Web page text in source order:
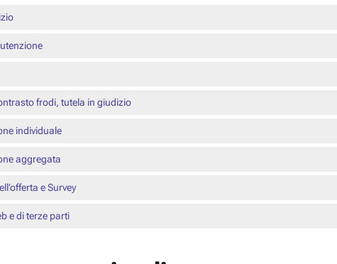
frodi, tutela in giudizio
individuale
aggregata
e Survey
e di terze parti